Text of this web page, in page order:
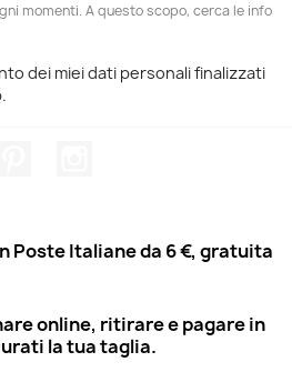
momenti. A questo scopo, cerca le info
dei miei dati personali finalizzati
Poste Italiane da 6 €, gratuita
online, ritirare e pagare in
la tua taglia.